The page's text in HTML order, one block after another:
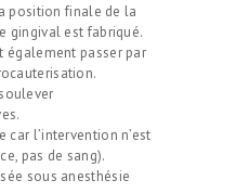
position finale de la
gingival est fabriqué.
également passer par
car l’intervention n’est
pas de sang).
sous anesthésie